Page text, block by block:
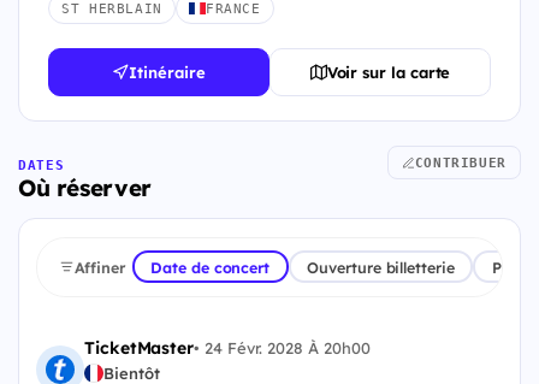
ST HERBLAIN FRANCE
Itinéraire Voir sur la carte
DATES
Où réserver
CONTRIBUER
Affiner Date de concert Ouverture billetterie
TicketMaster• 24 Févr. 2028 À 20h00
Bientôt